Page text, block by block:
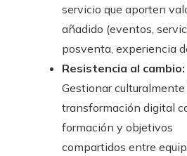
servicio que aporten
añadido (eventos,
posventa, experiencia
Resistencia al cambio:
Gestionar
transformación digital
formación y objetivos
compartidos entre